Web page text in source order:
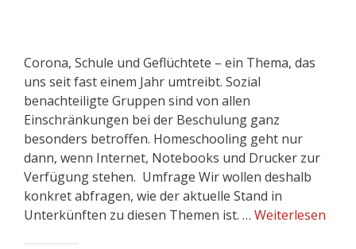
Corona, Schule und Geflüchtete – ein Thema, das
uns seit fast einem Jahr umtreibt. Sozial
benachteiligte Gruppen sind von allen
Einschränkungen bei der Beschulung ganz
besonders betroffen. Homeschooling geht nur
dann, wenn Internet, Notebooks und Drucker zur
Verfügung stehen. Umfrage Wir wollen deshalb
konkret abfragen, wie der aktuelle Stand in
Unterkünften zu diesen Themen ist. … Weiterlesen